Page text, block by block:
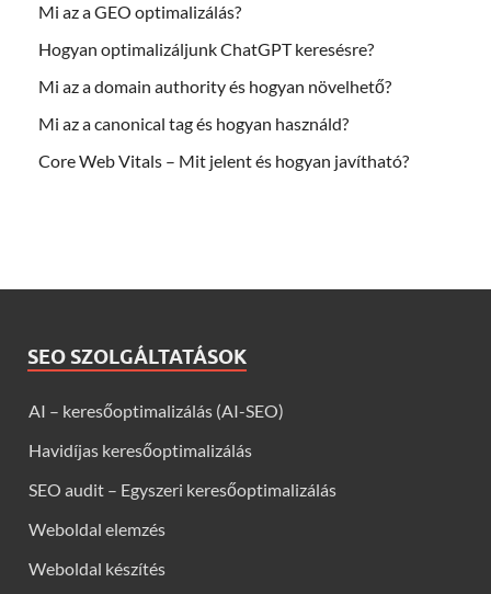
Mi az a GEO optimalizálás?
Hogyan optimalizáljunk ChatGPT keresésre?
Mi az a domain authority és hogyan növelhető?
Mi az a canonical tag és hogyan használd?
Core Web Vitals – Mit jelent és hogyan javítható?
SEO SZOLGÁLTATÁSOK
AI – keresőoptimalizálás (AI-SEO)
Havidíjas keresőoptimalizálás
SEO audit – Egyszeri keresőoptimalizálás
Weboldal elemzés
Weboldal készítés